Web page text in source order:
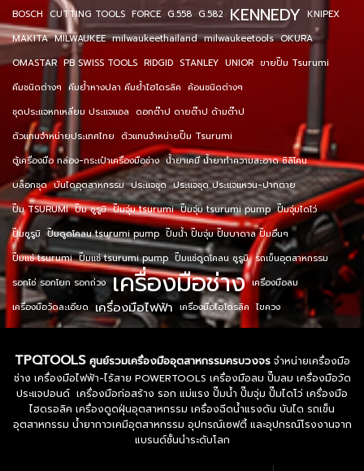
BOSCH CUTTING TOOLS FORCE G.558 G.582 KENNEDY KNIPEX
MAKITA MILWAUKEE milwaukeethailand milwaukeetools OKURA
OMASTAR PB SWISS TOOLS RIDGID STANLEY UNIOR ขายปั๊ม Tsurumi
คีมชนิดต่างๆ คีมย้ำหางปลา คีมย้ำไฮโดรลิค ค้อนชนิดต่างๆ
ชุดประแจหกเหลี่ยม ประแจแอล ดอกต๊าป ดายต๊าป ด้ามต๊าป
ตัวแทนจำหน่ายประเทศไทย ตัวแทนจำหน่ายปั๊ม Tsurumi
ตู้เครื่องมือ กล่อง-กระเป๋าเครื่องมือช่าง น้ำยาเคมี น้ำยาทำความสะอาด ซิลิโคน
บล็อกชุด บันไดอุตสาหกรรม ประแจชุด ประแจชุด ประแจแหวน-ปากตาย
ปั๊ม TSURUMI ปั๊ม ซูรูมิ ปั๊มจุ่ม tsurumi ปั๊มจุ่ม tsurumi pump ปั๊มจุ่มไดโว่
ปั๊มซูรูมิ ปั๊มดูดโคลน tsurumi pump ปั๊มน้ำ ปั๊มจุ่ม ปั๊มบาดาล ปั๊มอื่นๆ
ปั๊มแช่ tsurumi ปั๊มแช่ tsurumi pump ปั๊มแช่ดูดโคลน ซูรูมิ รถเข็นอุตสาหกรรม
รอกโซ่ รอกโยก รอกถ่วง เครื่องมือช่าง เครื่องมือลม
เครื่องมือวัดละเอียด เครื่องมือไฟฟ้า เครื่องมือไฮโดรลิค ไขควง
TPQTOOLS ศูนย์รวมเครื่องมืออุตสาหกรรมครบวงจรจำหน่ายเครื่องมือ
ช่าง เครื่องมือไฟฟ้า-ไร้สาย POWERTOOLS เครื่องมือลม ปั๊มลม เครื่องมือวัด
ประแจปอนด์ เครื่องมือก่อสร้าง รอก แม่แรง ปั๊มน้ำ ปั๊มจุ่ม ปั๊มไดโว่ เครื่องมือ
ไฮดรอลิค เครื่องดูดฝุ่นอุตสาหกรรม เครื่องฉีดน้ำแรงดัน บันได รถเข็น
อุตสาหกรรม น้ำยากาวเคมีอุตสาหกรรม อุปกรณ์เซฟตี้ และอุปกรณ์โรงงานจาก
แบรนด์ชั้นนำระดับโลก